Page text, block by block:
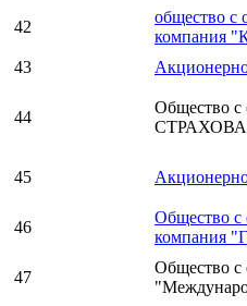
42
общество с
компания
43
44
Общество с
45
46
Общество с
компания
47
Общество с